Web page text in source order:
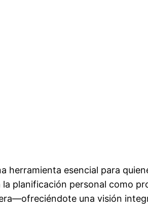
herramienta esencial para
planificación personal como
una visión